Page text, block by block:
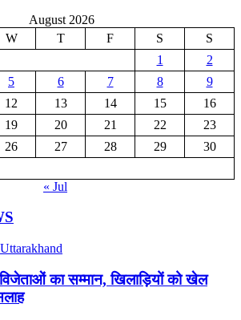
August 2026
W T F S
S
1
2
5 6 7 8
9
12 13 14 15
16
19 20 21 22
23
26 27 28 29
30
« Jul
Uttarakhand
का सम्मान, खिलाड़ियों को खेल